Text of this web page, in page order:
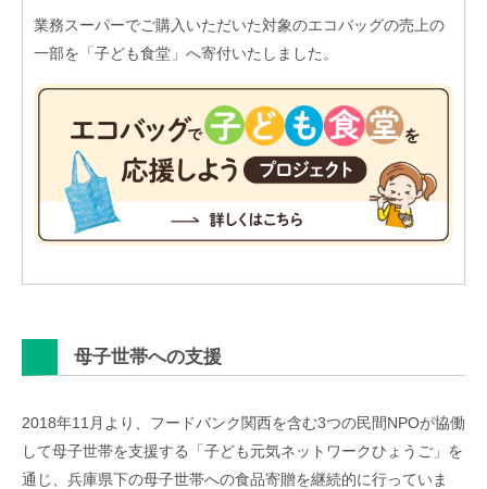
業務スーパーでご購入いただいた対象のエコバッグの売上の
一部を「子ども食堂」へ寄付いたしました。
母子世帯への支援
2018年11月より、フードバンク関西を含む3つの民間NPOが協働
して母子世帯を支援する「子ども元気ネットワークひょうご」を
通じ、兵庫県下の母子世帯への食品寄贈を継続的に行っていま